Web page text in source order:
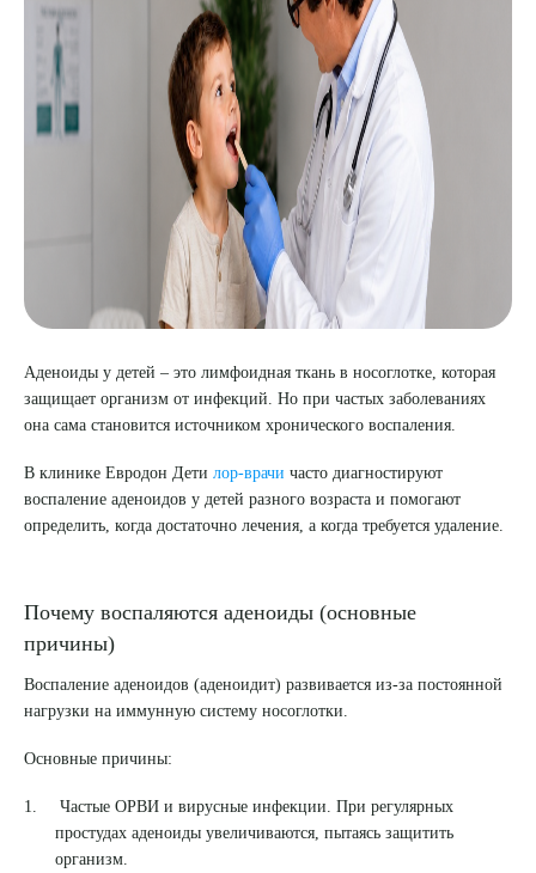
8 (863) 309-05-06
ЗАКАЗАТЬ ЗВОНОК
ЗАПИСЬ ОНЛАЙН
Аденоиды у детей – это лимфоидная ткань в носоглотке, которая
защищает организм от инфекций. Но при частых заболеваниях
она сама становится источником хронического воспаления.
В клинике Евродон Дети лор-врачи часто диагностируют
воспаление аденоидов у детей разного возраста и помогают
определить, когда достаточно лечения, а когда требуется удаление.
Почему воспаляются аденоиды (основные
причины)
Воспаление аденоидов (аденоидит) развивается из-за постоянной
нагрузки на иммунную систему носоглотки.
Основные причины:
Частые ОРВИ и вирусные инфекции. При регулярных
простудах аденоиды увеличиваются, пытаясь защитить
организм.